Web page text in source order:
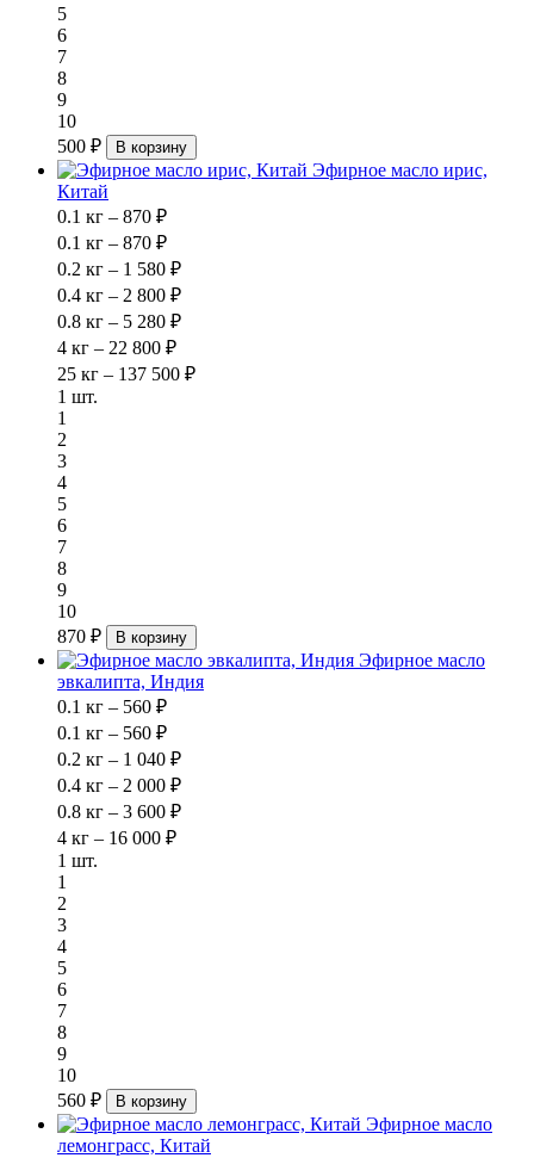
5
6
7
8
9
10
500 ₽
В корзину
Эфирное масло ирис,
Китай
0.1 кг – 870 ₽
0.1 кг – 870 ₽
0.2 кг – 1 580 ₽
0.4 кг – 2 800 ₽
0.8 кг – 5 280 ₽
4 кг – 22 800 ₽
25 кг – 137 500 ₽
1 шт.
1
2
3
4
5
6
7
8
9
10
870 ₽
В корзину
Эфирное масло
эвкалипта, Индия
0.1 кг – 560 ₽
0.1 кг – 560 ₽
0.2 кг – 1 040 ₽
0.4 кг – 2 000 ₽
0.8 кг – 3 600 ₽
4 кг – 16 000 ₽
1 шт.
1
2
3
4
5
6
7
8
9
10
560 ₽
В корзину
Эфирное масло
лемонграсс, Китай